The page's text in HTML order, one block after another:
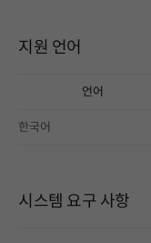
지원 언어
언어
한국어
시스템 요구 사항